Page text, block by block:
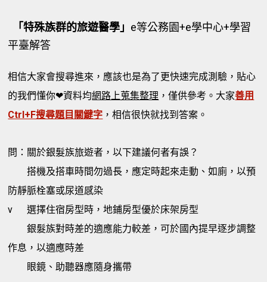
「特殊族群的旅遊醫學」 e等公務園+e學中心+學習
平臺解答
相信大家會搜尋進來，應該也是為了更快速完成測驗，貼心
的我們懂你❤資料均網路上蒐集整理 ，僅供參考。大家善用
Ctrl+F搜尋題目關鍵字 ，相信很快就找到答案。
問：關於銀髮族旅遊者，以下建議何者有誤？
搭機及搭車時間勿過長，應定時起來走動、如廁，以預
防靜脈栓塞或尿道感染
v
選擇住宿房型時，地鋪房型優於床架房型
銀髮族對時差的適應能力較差，可於國內提早逐步調整
作息，以適應時差
眼鏡、助聽器應隨身攜帶